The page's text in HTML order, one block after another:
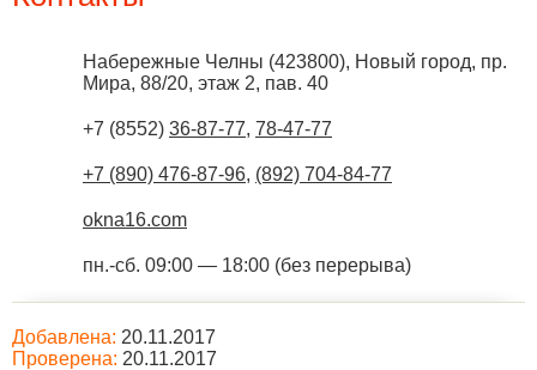
Набережные Челны (423800), Новый город, пр.
Мира, 88/20, этаж 2, пав. 40
+7 (8552) 36-87-77, 78-47-77
+7 (890) 476-87-96, (892) 704-84-77
okna16.com
пн.-сб. 09:00 — 18:00 (без перерыва)
Добавлена: 20.11.2017
Проверена: 20.11.2017